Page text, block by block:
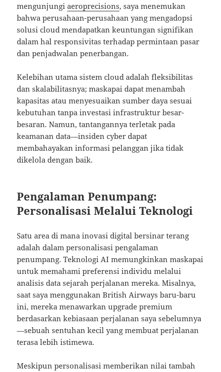
mengunjungiaeroprecisions, saya menemukan
bahwa perusahaan-perusahaan yang mengadopsi
solusi cloud mendapatkan keuntungan signifikan
dalam hal responsivitas terhadap permintaan pasar
dan penjadwalan penerbangan.
Kelebihan utama sistem cloud adalah fleksibilitas
dan skalabilitasnya; maskapai dapat menambah
kapasitas atau menyesuaikan sumber daya sesuai
kebutuhan tanpa investasi infrastruktur besar-
besaran. Namun, tantangannya terletak pada
keamanan data—insiden cyber dapat
membahayakan informasi pelanggan jika tidak
dikelola dengan baik.
Pengalaman Penumpang:
Personalisasi Melalui Teknologi
Satu area di mana inovasi digital bersinar terang
adalah dalam personalisasi pengalaman
penumpang. Teknologi AI memungkinkan maskapai
untuk memahami preferensi individu melalui
analisis data sejarah perjalanan mereka. Misalnya,
saat saya menggunakan British Airways baru-baru
ini, mereka menawarkan upgrade premium
berdasarkan kebiasaan perjalanan saya sebelumnya
—sebuah sentuhan kecil yang membuat perjalanan
terasa lebih istimewa.
Meskipun personalisasi memberikan nilai tambah